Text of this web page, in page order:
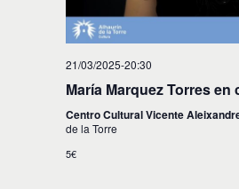
21/03/2025-20:30
María Marquez Torres en
Centro Cultural Vicente
de la Torre
5€